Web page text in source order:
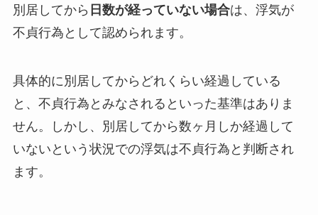
別居してから 日数が経っていない場合は、浮気が
不貞行為として認められます。
具体的に別居してからどれくらい経過している
と、不貞行為とみなされるといった基準はありま
せん。しかし、別居してから数ヶ月しか経過して
いないという状況での浮気は不貞行為と判断され
ます。